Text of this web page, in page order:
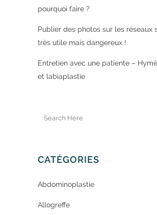
pourquoi faire ?
Publier des photos sur les réseaux
très utile mais dangereux !
Entretien avec une patiente –
et labiaplastie
CATÉGORIES
Abdominoplastie
Allogreffe